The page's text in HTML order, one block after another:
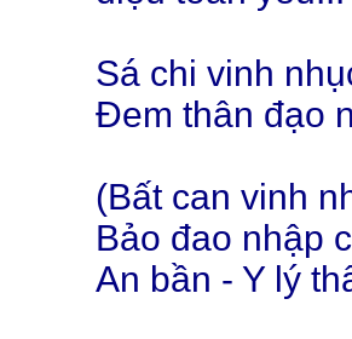
Sá chi vinh
Đem thân đạo
(Bất can vinh
Bảo đao nhập
An bần - Y lý